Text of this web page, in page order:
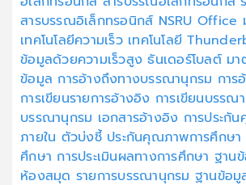
สารบรรณอิเล็กทรอนิกส์ NSRU Office
เทคโนโลยีความเร็ว เทคโนโลยี
ข้อมูลด้วยความเร็วสูงธันเดอร์โบลต์ มา
ข้อมูล การอ้างถึงทางบรรณานุกรม การ
การเขียนรายการอ้างอิง การเขียนบรรณ
บรรณานุกรม เอกสารอ้างอิง การประกั
ภายใน ตัวบ่งชี้ ประกันคุณภาพการศึกษา
ศึกษา การประเมินผลทางการศึกษา ฐาน
ห้องสมุด รายการบรรณานุกรม ฐานข้อ